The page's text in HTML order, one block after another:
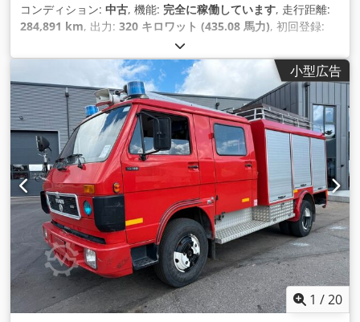
コンディション: 中古, 機能: 完全に稼働しています, 走行距離:
284,891 km, 出力: 320 キロワット (435.08 馬力), 初回登録:
ディーゼル
グラム）, 最大積載重量:10,750 kg（キログラム）, 総重量:
21,710 kg（キログラム） , タイヤサイズ: 315/80R22,5, アクス
ル構成:6x2, ホイールベース:4,500 mm, 次回検査（TÜV）:
12/2026, 燃料:ディーゼル, 燃料タンク容量:300 l, 色:
, 運転
席:スリーパーキャブ, 変速方式: 機械式, サスペンション:鋼, 全
長:8,550 mm , 全幅:2,470 mm, 全高:3,400 mm
, 積載スペー
ス容量:16 m³, 荷室長:5,700 mm, 製造年:1987 , 装備:
ABS（アンチロック・ブレーキ・システム）, すすフィルター,
コンプレッサー, シートヒーター, デファレンシャルロック, ト
レーラー連結装置, パワーステアリング, フォグランプ, リター
ダ, 追加ヘッドライト,
小型広告
1 /20